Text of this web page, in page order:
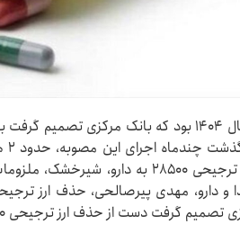
فارس نوشت: اواسط سال ۱۴۰۴ بود که بانک
مرکزی اعلام کرد که ارز ترجیحی ۲۸۵۰۰
و دارو، مهدی پیرصالحی، حذف ارز
گرفت دست از حذف ارز ترجیحی ۲۸۵۰۰ بردارد.